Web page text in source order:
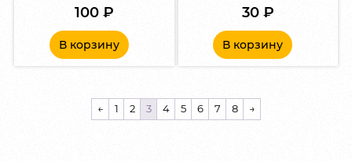
100 ₽
В корзину
30 ₽
В корзину
← 1 2 3 4 5 6 7 8 →